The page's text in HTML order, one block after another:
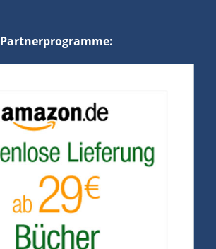
Partnerprogramme: